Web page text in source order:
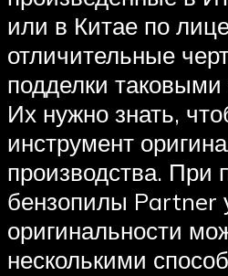
или в Китае по
отличительные
подделки
Их нужно знать,
инструмент
производства. При
бензопилы Partner
оригинальности
несколькими